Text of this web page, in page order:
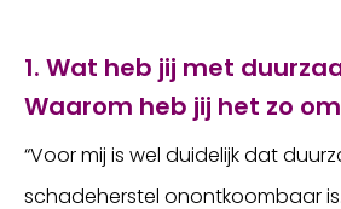
1. Wat heb jij met
Waarom heb jij het zo
“Voor mij is wel duidelijk dat
schadeherstel onontkoombaar